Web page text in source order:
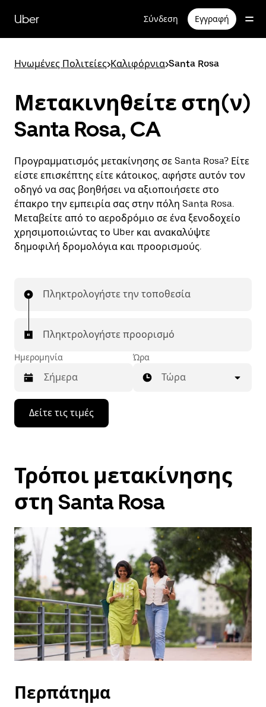
κύριο
περιεχόμενο
Uber Σύνδεση Εγγραφή
Ηνωμένες Πολιτείες>Καλιφόρνια>Santa Rosa
Μετακινηθείτε στη(ν)
Santa Rosa, CA
Προγραμματισμός μετακίνησης σε Santa Rosa? Είτε
είστε επισκέπτης είτε κάτοικος, αφήστε αυτόν τον
οδηγό να σας βοηθήσει να αξιοποιήσετε στο
έπακρο την εμπειρία σας στην πόλη Santa Rosa.
Μεταβείτε από το αεροδρόμιο σε ένα ξενοδοχείο
χρησιμοποιώντας το Uber και ανακαλύψτε
δημοφιλή δρομολόγια και προορισμούς.
Πληκτρολογήστε την τοποθεσία
Πληκτρολογήστε προορισμό
Ημερομηνία
Πατήστε
πλήκτρο
βέλος
για
μετακινηθείτε
και
να
επιλέξετε
μια
ημερομηνία.
Πατήστε
το
πλήκτρο
escape
για
να
κλείσετε
το
Ώρα
Τώρα
Δείτε τις τιμές
Τρόποι μετακίνησης
στη Santa Rosa
Περπάτημα